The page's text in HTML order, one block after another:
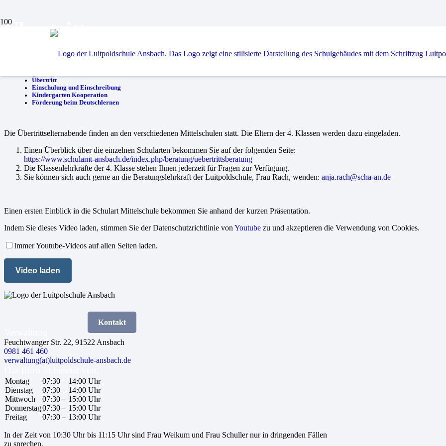
Übertritt
Übertritt
Einschulung und Einschreibung
Kindergarten Kooperation
Förderung beim Deutschlernen
Die Übertrittselternabende finden an den verschiedenen Mittelschulen statt. Die Eltern der 4. Klassen werden dazu eingeladen.
Einen Überblick über die einzelnen Schularten bekommen Sie auf der folgenden Seite:
https://www.schulamt-ansbach.de/index.php/beratung/uebertrittsberatung
Die Klassenlehrkräfte der 4. Klasse stehen Ihnen jederzeit für Fragen zur Verfügung.
Sie können sich auch gerne an die Beratungslehrkraft der Luitpoldschule, Frau Rach, wenden: anja.rach@scha-an.de
Einen ersten Einblick in die Schulart Mittelschule bekommen Sie anhand der kurzen Präsentation.
Indem Sie dieses Video laden, stimmen Sie der Datenschutzrichtlinie von Youtube zu und akzeptieren die Verwendung von Cookies.
Immer Youtube-Videos auf allen Seiten laden.
Video laden
Kontakt
Feuchtwanger Str. 22, 91522 Ansbach
0981 461 460
verwaltung(at)luitpoldschule-ansbach.de
Montag
Dienstag
Mittwoch
Donnerstag
Freitag
07:30 – 14:00 Uhr
07:30 – 14:00 Uhr
07:30 – 15:00 Uhr
07:30 – 15:00 Uhr
07:30 – 13:00 Uhr
In der Zeit von 10:30 Uhr bis 11:15 Uhr sind Frau Weikum und Frau Schuller nur in dringenden Fällen
zu sprechen.